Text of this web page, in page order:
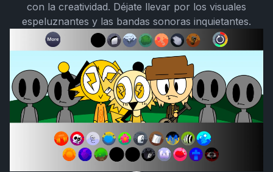
con la creatividad. Déjate llevar por los visuales
espeluznantes y las bandas sonoras inquietantes.